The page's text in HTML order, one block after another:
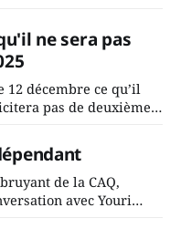
ne sera pas
décembre ce qu’il
pas de deuxième
Bourcier en a
de la ville,
souper
de la CAQ,
avec Youri
Y songeait-il